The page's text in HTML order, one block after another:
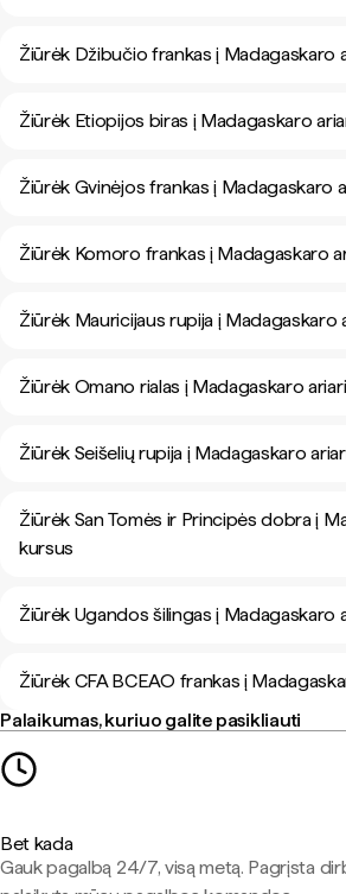
Žiūrėk Džibučio frankas į Madagaskaro
Žiūrėk Etiopijos biras į Madagaskaro
Žiūrėk Gvinėjos frankas į Madagaskaro
Žiūrėk Komoro frankas į Madagaskaro
Žiūrėk Mauricijaus rupija į Madagaskaro
Žiūrėk Omano rialas į Madagaskaro
Žiūrėk Seišelių rupija į Madagaskaro
Žiūrėk San Tomės ir Principės dobra į
kursus
Žiūrėk Ugandos šilingas į Madagaskaro
Žiūrėk CFA BCEAO frankas į
Palaikumas, kuriuo galite pasikliauti
Bet kada
Gauk pagalbą 24/7, visą metą. Pagrįsta